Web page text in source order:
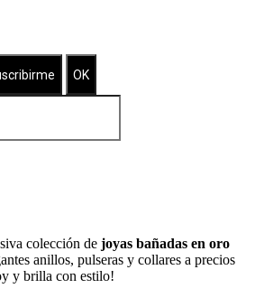
colección de joyas bañadas en oro
anillos, pulseras y collares a precios
y brilla con estilo!